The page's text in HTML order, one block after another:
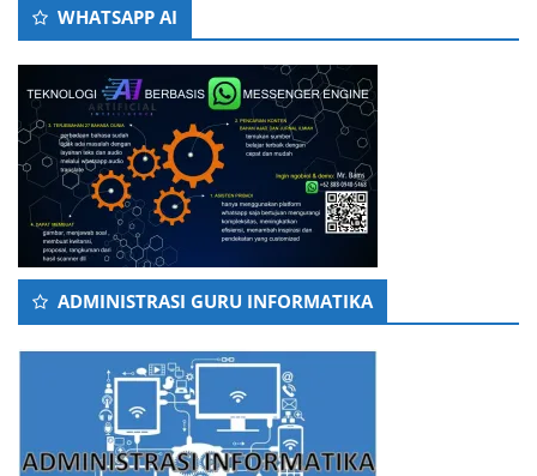
WHATSAPP AI
ADMINISTRASI GURU INFORMATIKA